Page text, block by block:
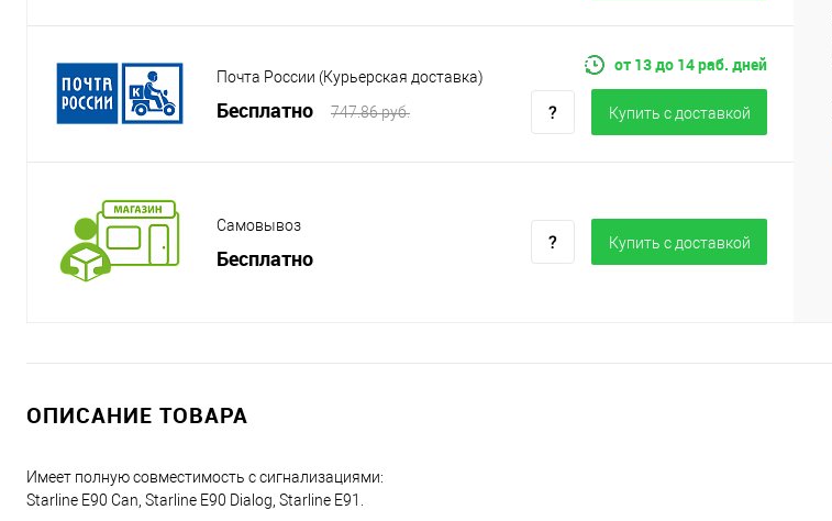
Почта России (Курьерская доставка)
Бесплатно 747.86 руб.
от 13 до 14 раб. дней
Купить c доставкой
Самовывоз
Бесплатно
Купить c доставкой
ОПИСАНИЕ ТОВАРА
Имеет полную совместимость с сигнализациями:
Starline E90 Can, Starline E90 Dialog, Starline E91.